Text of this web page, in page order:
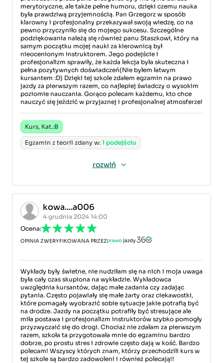
merytoryczne, ale także pełne humoru, dzięki czemu nauka
była prawdziwą przyjemnością. Pan Grzegorz w sposób
klarowny i profesjonalny przekazywał swoją wiedzę, co na
pewno przyczyniło się do mojego sukcesu. Szczególne
podziękowania należą się również panu Staszkowi, który na
samym początku mojej nauki za kierownicą był
nieocenionym instruktorem. Jego podejście i
profesjonalizm sprawiły, że każda lekcja była skuteczna i
pełna pozytywnych doświadczeń(Nie byłem łatwym
kursantem :D) Dzięki tej szkole zdałem egzamin na prawo
jazdy za pierwszym razem, co najlepiej świadczy o wysokim
poziomie nauczania. Gorąco polecam każdemu, kto chce
nauczyć się jeździć w przyjaznej i profesjonalnej atmosferze!
Kurs, Kat.:B
Egzamin z teorii zdany w: 1 podejściu
rozwiń
kowa....a006
4 grudnia 2024 14:00
Ocena:
OPINIA ZWERYFIKOWANA PRZEZ
Wykłady były świetne, nie nudziłam się na nich i moja uwaga
była cały czas skupiona na wykładzie. Wykładowca
uwzględnia kursantów, dając małe zadania czy zadając
pytania. Często pojawiały się małe żarty oraz ciekawostki,
które pomagały wyobrazić sobie sytuacje jakie potrafią być
na drodze. Jazdy na początku potrafiły być stresujące ale
miła postawa i profesjonalizm instruktorów szybko pomogły
przyzwyczaić się do drogi. Chociaż nie zdałam za pierwszym
razem, szkoła ta przygotowała mnie do egzaminu bardzo
dobrze, po prostu stres i zdrowie często dają w kość. Bardzo
polecam! Wszyscy których znam, którzy przechodzili kurs w
tej szkole są bardzo zadowoleni i również polecają!!